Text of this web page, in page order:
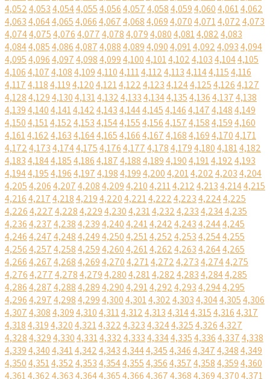
4,0524,0534,0544,0554,0564,0574,0584,0594,0604,0614,062
4,0634,0644,0654,0664,0674,0684,0694,0704,0714,0724,073
4,0744,0754,0764,0774,0784,0794,0804,0814,0824,083
4,0844,0854,0864,0874,0884,0894,0904,0914,0924,0934,094
4,0954,0964,0974,0984,0994,1004,1014,1024,1034,1044,105
4,1064,1074,1084,1094,1104,1114,1124,1134,1144,1154,116
4,1174,1184,1194,1204,1214,1224,1234,1244,1254,1264,127
4,1284,1294,1304,1314,1324,1334,1344,1354,1364,1374,138
4,1394,1404,1414,1424,1434,1444,1454,1464,1474,1484,149
4,1504,1514,1524,1534,1544,1554,1564,1574,1584,1594,160
4,1614,1624,1634,1644,1654,1664,1674,1684,1694,1704,171
4,1724,1734,1744,1754,1764,1774,1784,1794,1804,1814,182
4,1834,1844,1854,1864,1874,1884,1894,1904,1914,1924,193
4,1944,1954,1964,1974,1984,1994,2004,2014,2024,2034,204
4,2054,2064,2074,2084,2094,2104,2114,2124,2134,2144,215
4,2164,2174,2184,2194,2204,2214,2224,2234,2244,225
4,2264,2274,2284,2294,2304,2314,2324,2334,2344,235
4,2364,2374,2384,2394,2404,2414,2424,2434,2444,245
4,2464,2474,2484,2494,2504,2514,2524,2534,2544,255
4,2564,2574,2584,2594,2604,2614,2624,2634,2644,265
4,2664,2674,2684,2694,2704,2714,2724,2734,2744,275
4,2764,2774,2784,2794,2804,2814,2824,2834,2844,285
4,2864,2874,2884,2894,2904,2914,2924,2934,2944,295
4,2964,2974,2984,2994,3004,3014,3024,3034,3044,3054,306
4,3074,3084,3094,3104,3114,3124,3134,3144,3154,3164,317
4,3184,3194,3204,3214,3224,3234,3244,3254,3264,327
4,3284,3294,3304,3314,3324,3334,3344,3354,3364,3374,338
4,3394,3404,3414,3424,3434,3444,3454,3464,3474,3484,349
4,3504,3514,3524,3534,3544,3554,3564,3574,3584,3594,360
4,3614,3624,3634,3644,3654,3664,3674,3684,3694,3704,371